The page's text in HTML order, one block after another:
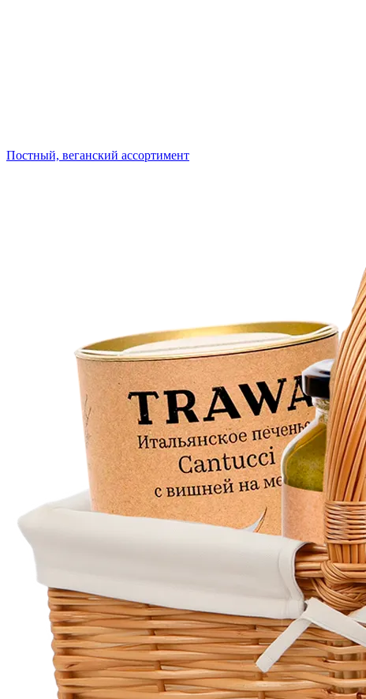
Постный, веганский ассортимент